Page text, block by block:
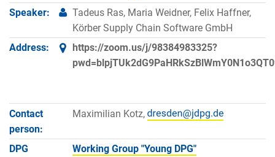
Speaker:
Tadeus Ras, Maria Weidner, Felix Haffner,
Körber Supply Chain Software GmbH
Address:
https://zoom.us/j/98384983325?
Contact
person:
Maximilian Kotz,
DPG
Working Group "Young DPG"